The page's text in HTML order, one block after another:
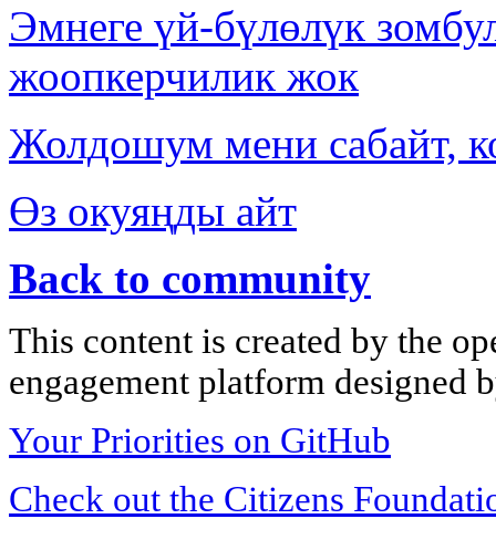
Эмнеге үй-бүлөлүк
жоопкерчилик жок
Жолдошум мени сабайт,
Өз окуяңды айт
Back to community
This content is created by the
engagement platform designed
Your Priorities on GitHub
Check out the Citizens